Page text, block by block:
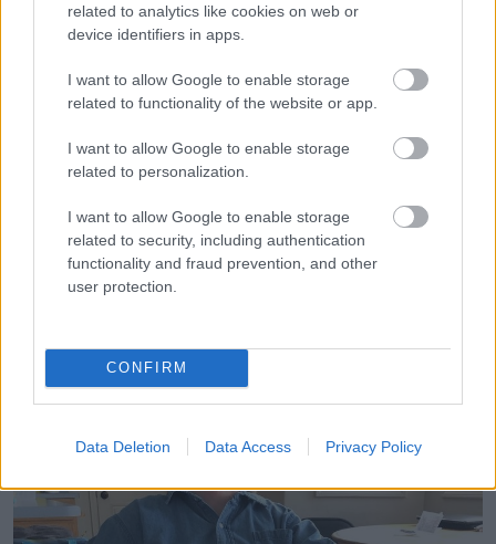
related to analytics like cookies on web or
device identifiers in apps.
I want to allow Google to enable storage
related to functionality of the website or app.
I want to allow Google to enable storage
related to personalization.
I want to allow Google to enable storage
related to security, including authentication
functionality and fraud prevention, and other
user protection.
CONFIRM
Data Deletion Data Access Privacy Policy